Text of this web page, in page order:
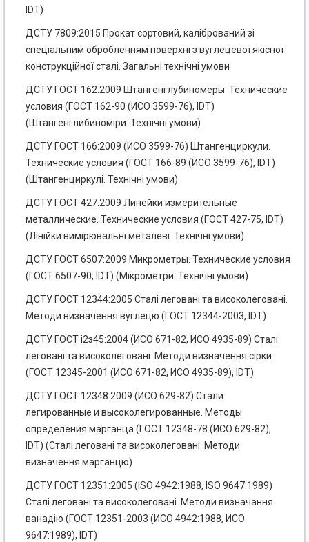
IDT)
ДСТУ 7809:2015 Прокат сортовий, калібрований зі
спеціальним обробленням поверхні з вуглецевої якісної
конструкційної сталі. Загальні технічні умови
ДСТУ ГОСТ 162:2009 Штангенглубиномеры. Технические
условия (ГОСТ 162-90 (ИСО 3599-76), IDT)
(Штангенглибиноміри. Технічні умови)
ДСТУ ГОСТ 166:2009 (ИСО 3599-76) Штангенциркули.
Технические условия (ГОСТ 166-89 (ИСО 3599-76), IDT)
(Штангенциркулі. Технічні умови)
ДСТУ ГОСТ 427:2009 Линейки измерительные
металлические. Технические условия (ГОСТ 427-75, IDT)
(Лінійки вимірювальні металеві. Технічні умови)
ДСТУ ГОСТ 6507:2009 Микрометры. Технические условия
(ГОСТ 6507-90, IDT) (Мікрометри. Технічні умови)
ДСТУ ГОСТ 12344:2005 Сталі леговані та високолеговані.
Методи визначення вуглецю (ГОСТ 12344-2003, IDT)
ДСТУ ГОСТ і2з45:2004 (ИСО 671-82, ИСО 4935-89) Сталі
леговані та високолеговані. Методи визначення сірки
(ГОСТ 12345-2001 (ИСО 671-82, ИСО 4935-89), IDT)
ДСТУ ГОСТ 12348:2009 (ИСО 629-82) Стали
легированные и высоколегированные. Методы
определения марганца (ГОСТ 12348-78 (ИСО 629-82),
IDT) (Сталі леговані та високолеговані. Методи
визначення марганцю)
ДСТУ ГОСТ 12351:2005 (ISO 4942:1988, ISO 9647:1989)
Сталі леговані та високолеговані. Методи визначання
ванадію (ГОСТ 12351-2003 (ИСО 4942:1988, ИСО
9647:1989), IDT)